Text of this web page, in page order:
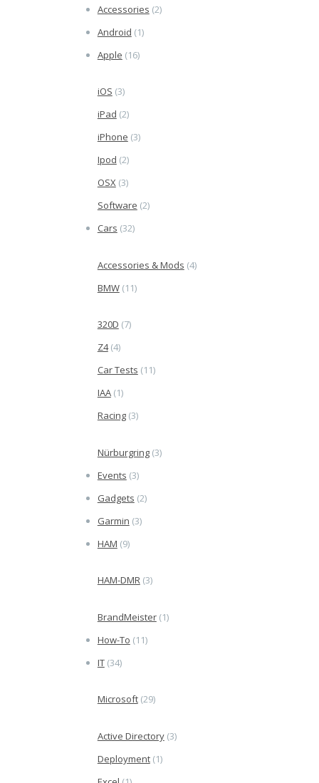
Accessories (2)
Android (1)
Apple (16)
iOS (3)
iPad (2)
iPhone (3)
Ipod (2)
OSX(3)
Software (2)
Cars (32)
Accessories & Mods (4)
BMW(11)
320D (7)
Z4(4)
Car Tests (11)
IAA(1)
Racing(3)
Nürburgring(3)
Events (3)
Gadgets (2)
Garmin (3)
HAM (9)
HAM-DMR(3)
BrandMeister(1)
How-To (11)
IT(34)
Microsoft(29)
Active Directory(3)
Deployment(1)